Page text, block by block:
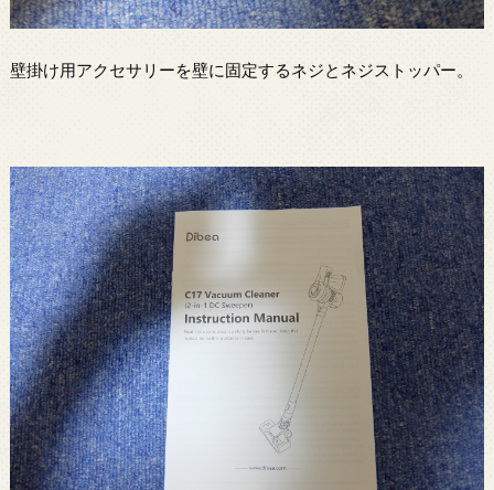
壁掛け用アクセサリーを壁に固定するネジとネジストッパー。